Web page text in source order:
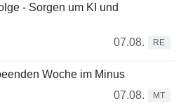
- Sorgen um KI und
07.08.
RE
Woche im Minus
07.08.
MT